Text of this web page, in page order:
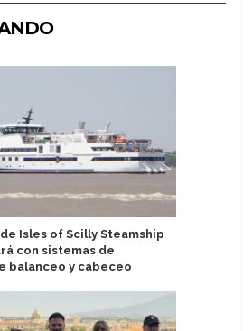
Isles of Scilly Steamship
con sistemas de
balanceo y cabeceo